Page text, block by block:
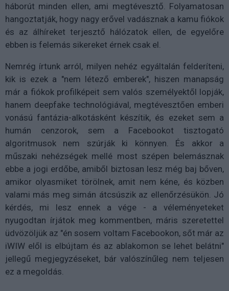
háborút minden ellen, ami megtévesztő. Folyamatosan
hangoztatják, hogy nagy erővel vadásznak a kamu fiókok
és az álhíreket terjesztő hálózatok ellen, de egyelőre
ebben is felemás sikereket érnek csak el.
Nemrég írtunk arról, milyen nehéz egyáltalán felderíteni,
kik is ezek a "nem létező emberek", hiszen manapság
már a fiókok profilképeit sem valós személyektől lopják,
hanem deepfake technológiával, megtévesztően emberi
vonású fantázia-alkotásként készítik, és ezeket sem a
humán cenzorok, sem a Facebookot tisztogató
algoritmusok nem szúrják ki könnyen. És akkor a
műszaki nehézségek mellé most szépen belemásznak
ebbe a jogi erdőbe, amiből biztosan lesz még baj bőven,
amikor olyasmiket törölnek, amit nem kéne, és közben
valami más meg simán átcsúszik az ellenőrzésükön. Jó
kérdés, mi lesz ennek a vége - a véleményeteket
nyugodtan írjátok meg kommentben, máris szeretettel
üdvözöljük az "én sosem voltam Facebookon, sőt már az
iWIW elől is elbújtam és az ablakomon se lehet belátni"
jellegű megjegyzéseket, bár valószínűleg nem teljesen
ez a megoldás.